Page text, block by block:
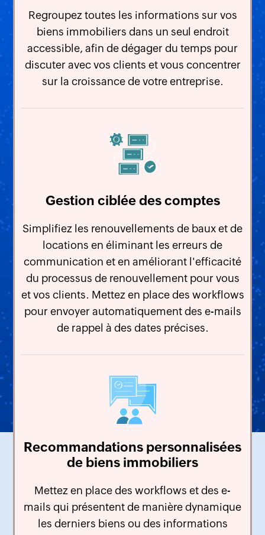
Regroupez toutes les informations sur vos
biens immobiliers dans un seul endroit
accessible, afin de dégager du temps pour
discuter avec vos clients et vous concentrer
sur la croissance de votre entreprise.
Gestion ciblée des comptes
Simplifiez les renouvellements de baux et de
locations en éliminant les erreurs de
communication et en améliorant l'efficacité
du processus de renouvellement pour vous
et vos clients. Mettez en place des workflows
pour envoyer automatiquement des e-mails
de rappel à des dates précises.
Recommandations personnalisées
de biens immobiliers
Mettez en place des workflows et des e-
mails qui présentent de manière dynamique
les derniers biens ou des informations